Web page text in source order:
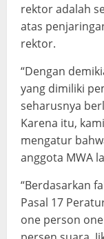
rektor adalah
atas
rektor.
“Dengan
yang dimiliki
seharusnya
Karena itu,
mengatur
anggota MWA
“Berdasarkan
Pasal 17
one person